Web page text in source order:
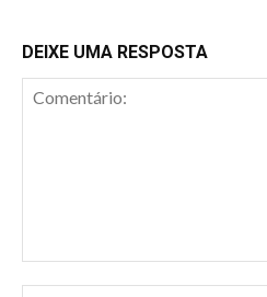
DEIXE UMA RESPOSTA